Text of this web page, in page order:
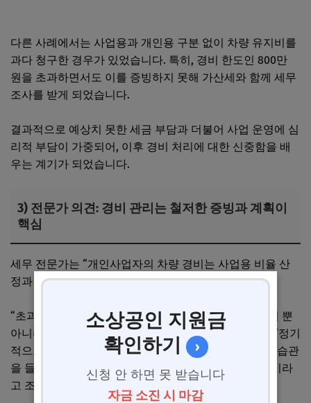
다른 사례에서는 사업용과 개인용 구분 없이 차량 유지비를
과다 청구한 경우가 있었습니다. 특히, 경비 한도인 800만
원을 초과하면서도 이를 증빙하지 못해 가산세와 함께 세무
조사를 받게 되었습니다.
결과적으로 예상치 못한 세금 부담과 더불어 사업 운영에 심
리적 부담이 가중되어, 이후 경비 처리에 대한 신중함을 배
우는 계기가 되었습니다.
3) 전문가 의견: 경비 관리는 철저한 증빙과 계획이
핵심
세무 전문가는 “개인사업자의 차량 경비는 사업용 비율 산
정과 증빙 자료 확보가 가장 중요하다”고 강조합니다.
“초과 경비는 비용으로 인정받지 못해 세금 부담이 커질 뿐
아니라, 가산세 부과 및 세무조사 위험도 높아진다”며, “정기
적으로 국세청 고시를 확인하고, 차량 운행기록부 작성 습관
을 들이는 것이 안전한 경비 관리를 위한 최선의 방법”이라
고 조언합니다.
소상공인 지원금
확인하기
›
신청 안 하면 못 받습니다
자금 소진 시 마감